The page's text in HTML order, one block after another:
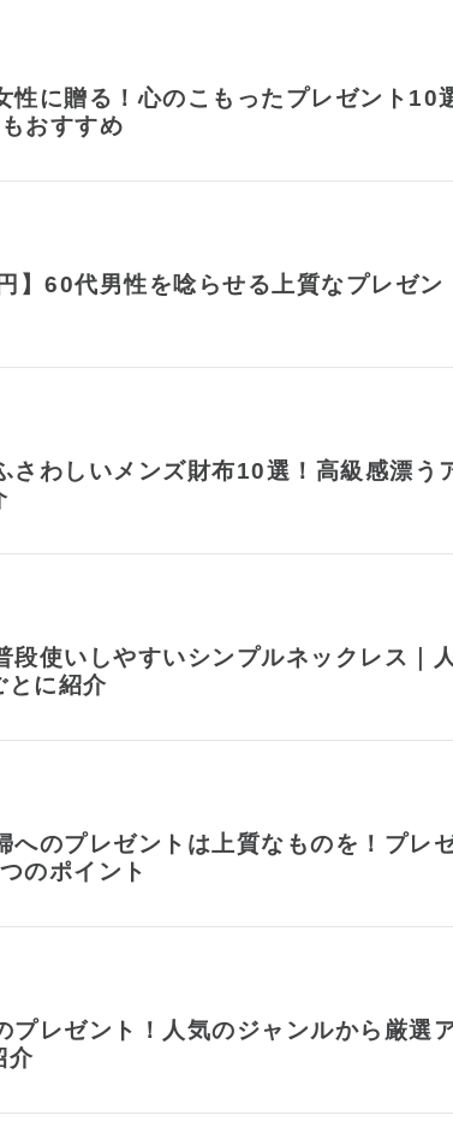
性に贈る！心のこもったプレゼント10
おすすめ
】60代男性を唸らせる上質なプレゼン
さわしいメンズ財布10選！高級感漂う
段使いしやすいシンプルネックレス｜人
とに紹介
へのプレゼントは上質なものを！プレ
のポイント
プレゼント！人気のジャンルから厳選
介